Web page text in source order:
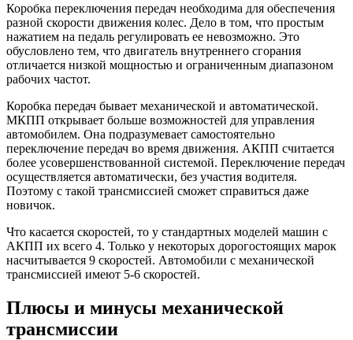
Коробка переключения передач необходима для обеспечения
разной скорости движения колес. Дело в том, что простым
нажатием на педаль регулировать ее невозможно. Это
обусловлено тем, что двигатель внутреннего сгорания
отличается низкой мощностью и ограниченным диапазоном
рабочих частот.
Коробка передач бывает механической и автоматической.
МКПП открывает больше возможностей для управления
автомобилем. Она подразумевает самостоятельно
переключение передач во время движения. АКПП считается
более усовершенствованной системой. Переключение передач
осуществляется автоматически, без участия водителя.
Поэтому с такой трансмиссией сможет справиться даже
новичок.
Что касается скоростей, то у стандартных моделей машин с
АКПП их всего 4. Только у некоторых дорогостоящих марок
насчитывается 9 скоростей. Автомобили с механической
трансмиссией имеют 5-6 скоростей.
Плюсы и минусы механической
трансмиссии